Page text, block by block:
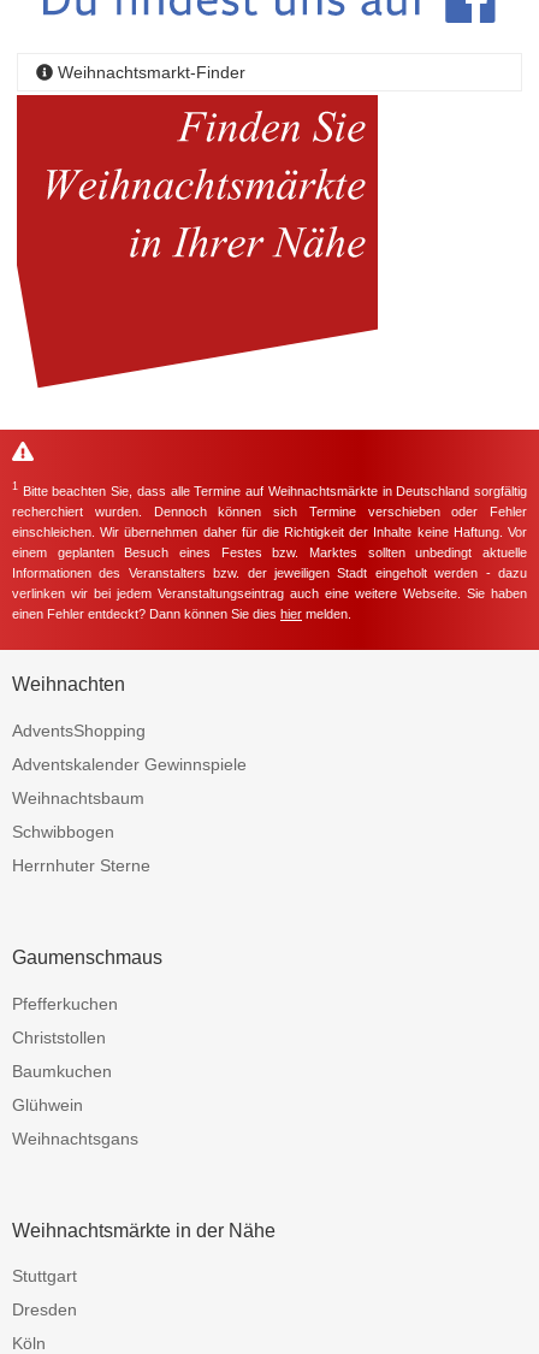
Weihnachtsmarkt-Finder
1 Bitte beachten Sie, dass alle Termine auf Weihnachtsmärkte in Deutschland sorgfältig
recherchiert wurden. Dennoch können sich Termine verschieben oder Fehler
einschleichen. Wir übernehmen daher für die Richtigkeit der Inhalte keine Haftung. Vor
einem geplanten Besuch eines Festes bzw. Marktes sollten unbedingt aktuelle
Informationen des Veranstalters bzw. der jeweiligen Stadt eingeholt werden - dazu
verlinken wir bei jedem Veranstaltungseintrag auch eine weitere Webseite. Sie haben
einen Fehler entdeckt? Dann können Sie dies hier melden.
Weihnachten
AdventsShopping
Adventskalender Gewinnspiele
Weihnachtsbaum
Schwibbogen
Herrnhuter Sterne
Gaumenschmaus
Pfefferkuchen
Christstollen
Baumkuchen
Glühwein
Weihnachtsgans
Weihnachtsmärkte in der Nähe
Stuttgart
Dresden
Köln